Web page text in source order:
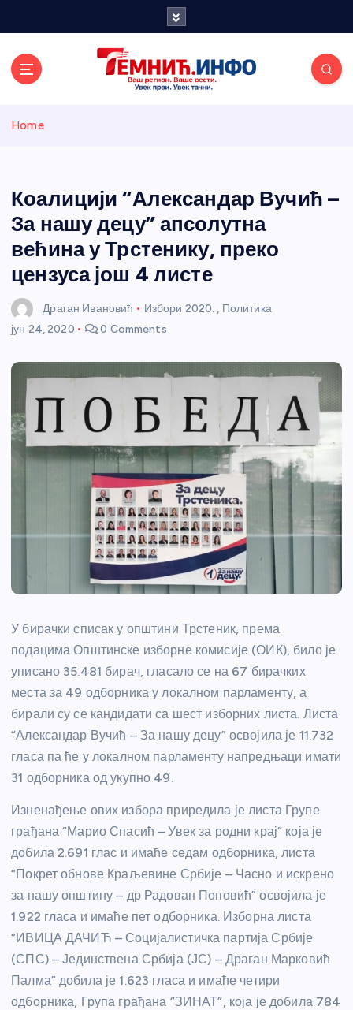
и портал
Home
Коалицији “Александар Вучић –
За нашу децу” апсолутна
већина у Трстенику, преко
цензуса још 4 листе
Драган Ивановић Избори 2020. , Политика
јун 24, 2020
0 Comments
У бирачки списак у општини Трстеник, према
подацима Општинске изборне комисије (ОИК), било је
уписано 35.481 бирач, гласало се на 67 бирачких
места за 49 одборника у локалном парламенту, а
бирали су се кандидати са шест изборних листа. Листа
“Александар Вучић – За нашу децу” освојила је 11.732
гласа па ће у локалном парламенту напредњаци имати
31 одборника од укупно 49.
Изненађење ових избора приредила је листа Групе
грађана “Марио Спасић – Увек за родни крај” која је
добила 2.691 глас и имаће седам одборника, листа
“Покрет обнове Краљевине Србије – Часно и искрено
за нашу општину – др Радован Поповић” освојила је
1.922 гласа и имаће пет одборника. Изборна листа
“ИВИЦА ДАЧИЋ – Социјалистичка партија Србије
(СПС) – Јединствена Србија (ЈС) – Драган Марковић
Палма” добила је 1.623 гласа и имаће четири
одборника, Група грађана “ЗИНАТ”, која је добила 784